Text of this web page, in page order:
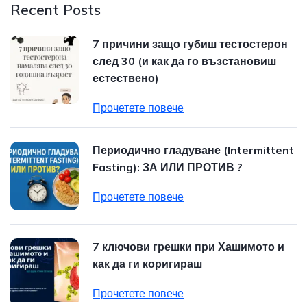
Recent Posts
7 причини защо губиш тестостерон
след 30 (и как да го възстановиш
естествено)
Прочетете повече
Периодично гладуване (Intermittent
Fasting): ЗА ИЛИ ПРОТИВ ?
Прочетете повече
7 ключови грешки при Хашимото и
как да ги коригираш
Прочетете повече